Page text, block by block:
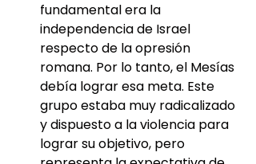
fundamental era la
independencia de Israel
respecto de la opresión
romana. Por lo tanto, el Mesías
debía lograr esa meta. Este
grupo estaba muy radicalizado
y dispuesto a la violencia para
lograr su objetivo, pero